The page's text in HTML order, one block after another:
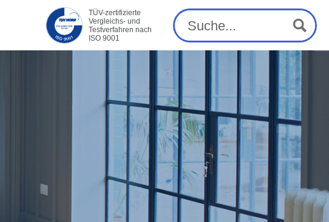
TÜV-zertifizierte
Vergleichs- und
Testverfahren nach
ISO 9001